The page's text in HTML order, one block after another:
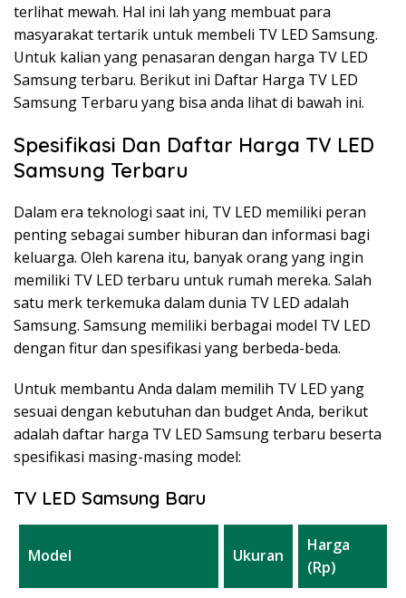
terlihat mewah. Hal ini lah yang membuat para
masyarakat tertarik untuk membeli TV LED Samsung.
Untuk kalian yang penasaran dengan harga TV LED
Samsung terbaru. Berikut ini Daftar Harga TV LED
Samsung Terbaru yang bisa anda lihat di bawah ini.
Spesifikasi Dan Daftar Harga TV LED
Samsung Terbaru
Dalam era teknologi saat ini, TV LED memiliki peran
penting sebagai sumber hiburan dan informasi bagi
keluarga. Oleh karena itu, banyak orang yang ingin
memiliki TV LED terbaru untuk rumah mereka. Salah
satu merk terkemuka dalam dunia TV LED adalah
Samsung. Samsung memiliki berbagai model TV LED
dengan fitur dan spesifikasi yang berbeda-beda.
Untuk membantu Anda dalam memilih TV LED yang
sesuai dengan kebutuhan dan budget Anda, berikut
adalah daftar harga TV LED Samsung terbaru beserta
spesifikasi masing-masing model:
TV LED Samsung Baru
Model Ukuran
Harga
(Rp)